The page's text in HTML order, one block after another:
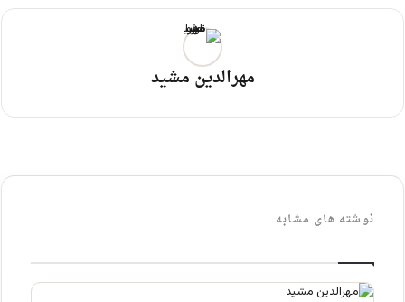
مهرالدین مشید
نوشته های مشابه